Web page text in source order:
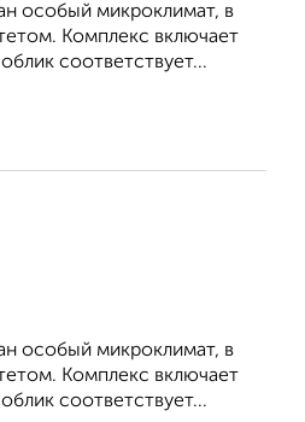
особый микроклимат, в
Комплекс включает
соответствует...
особый микроклимат, в
Комплекс включает
соответствует...